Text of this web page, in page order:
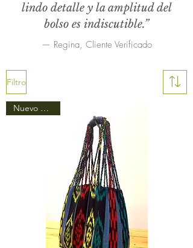
lindo detalle y la amplitud del
bolso es indiscutible.”
— Regina, Cliente Verificado
Filtro
Nuevo Diseño